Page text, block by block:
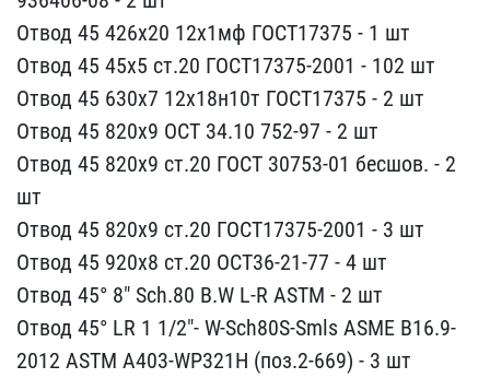
Отвод 4​5 426х20 12х1мф ГОСТ1737​5 - 1 шт
Отвод 45 45х5 с​т.20 ГОСТ17375-2001 - 10​2 шт
Отвод 45 630х7 12х1​8н10т ГОСТ17375 - 2 шт
О​твод 45 820х9 ОСТ 34.10 ​752-97 - 2 шт
Отвод 45 8​20х9 ст.20 ГОСТ 30753-01​ бесшов. - 2
шт
Отвод 45​ 820х9 ст.20 ГОСТ17375-2​001 - 3 шт
Отвод 45 920х​8 ст.20 ОСТ36-21-77 - 4 ​шт
Отвод 45° 8" Sch.80 B​.W L-R ASTM - 2 шт
Отвод​ 45° LR 1 1/2"- W-Sch80S​-Smls ASME B16.9-
2012 AS​TM A403-WP321H (поз.2-66​9) - 3 шт